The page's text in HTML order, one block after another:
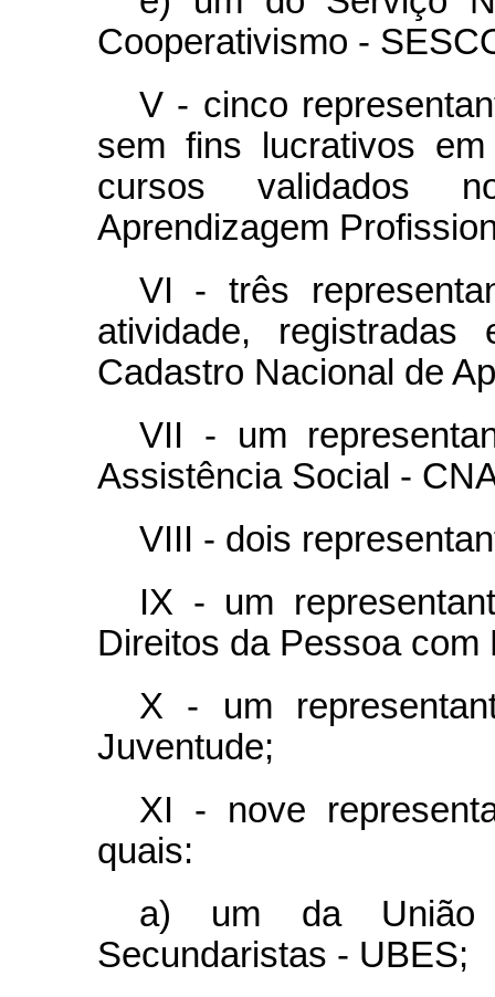
Cooperativismo -
V - cinco
sem fins lucrativos
cursos validados
Aprendizagem
VI - três
atividade,
Cadastro Nacional de
VII - um
Assistência Social -
VIII - dois
IX - um
Direitos da Pessoa com
X - um
Juventude;
XI - nove
quais:
a) um da União
Secundaristas - UBES;